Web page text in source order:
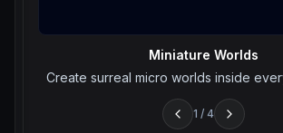
Miniature Worlds
Create surreal micro worlds inside
1 / 4